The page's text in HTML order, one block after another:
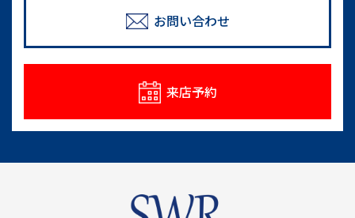
お問い合わせ
来店予約